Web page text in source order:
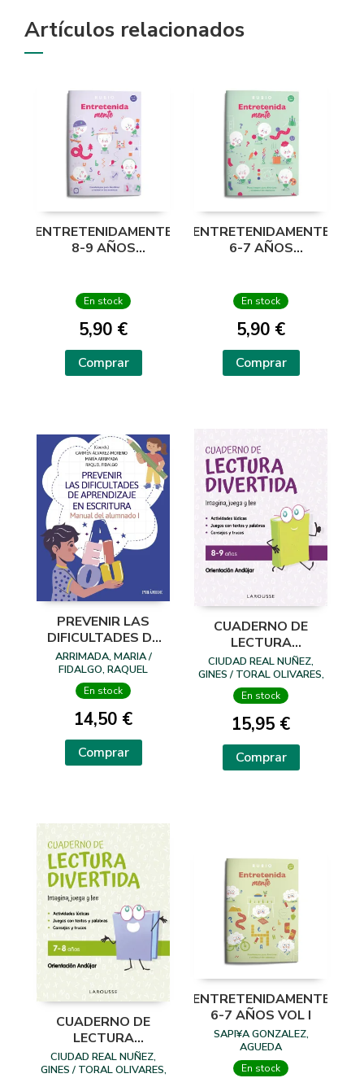
Artículos relacionados
ENTRETENIDAMENTE
8-9 AÑOS
En stock
5,90 €
Comprar
ENTRETENIDAMENTE
6-7 AÑOS
En stock
5,90 €
Comprar
PREVENIR LAS
DIFICULTADES DE
APRENDIZAJE EN
ESCRITURA
ARRIMADA, MARIA /
FIDALGO, RAQUEL
En stock
14,50 €
Comprar
CUADERNO DE
LECTURA
DIVERTIDA 8-9
AÑOS
CIUDAD REAL NUÑEZ,
GINES / TORAL OLIVARES,
ANTONIA
En stock
15,95 €
Comprar
CUADERNO DE
LECTURA
DIVERTIDA 7-8
AÑOS
CIUDAD REAL NUÑEZ,
GINES / TORAL OLIVARES,
ENTRETENIDAMENTE
6-7 AÑOS VOL I
SAPI¥A GONZALEZ,
AGUEDA
En stock